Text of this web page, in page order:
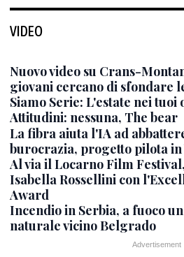
VIDEO
Nuovo video su Crans-
giovani cercano di sfondare
Siamo Serie: L'estate nei tuoi
Attitudini: nessuna, The bear
La fibra aiuta l'IA ad
burocrazia, progetto pilota in
Al via il Locarno Film
Isabella Rossellini con
Award
Incendio in Serbia, a fuoco
naturale vicino Belgrado